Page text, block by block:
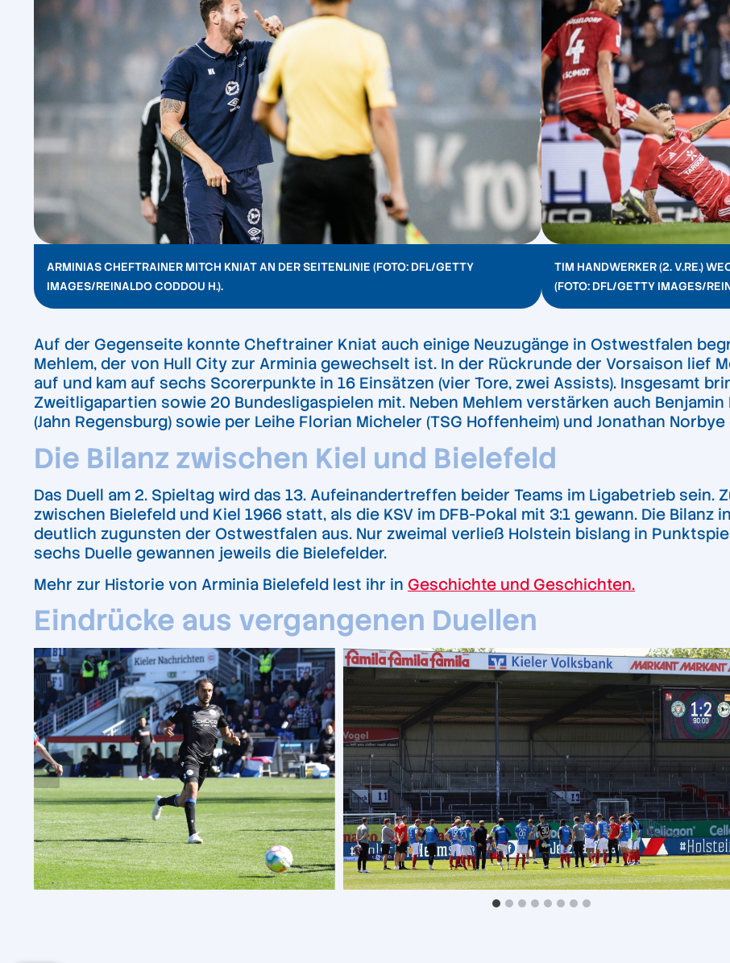
ARMINIAS CHEFTRAINER MITCH KNIAT AN DER SEITENLINIE (FOTO: DFL/GETTY
IMAGES/REINALDO CODDOU H.).
TIM HANDWERKER (2. V.RE.)
(FOTO: DFL/GETTY IMAGES/
Auf der Gegenseite konnte Cheftrainer Kniat auch einige Neuzugänge in Ostwestfalen
Mehlem, der von Hull City zur Arminia gewechselt ist. In der Rückrunde der Vorsaison lief
auf und kam auf sechs Scorerpunkte in 16 Einsätzen (vier Tore, zwei Assists). Insgesamt
Zweitligapartien sowie 20 Bundesligaspielen mit. Neben Mehlem verstärken auch Benjamin
(Jahn Regensburg) sowie per Leihe Florian Micheler (TSG Hoffenheim) und Jonathan Norbye
Die Bilanz zwischen Kiel und Bielefeld
Das Duell am 2. Spieltag wird das 13. Aufeinandertreffen beider Teams im Ligabetrieb sein.
zwischen Bielefeld und Kiel 1966 statt, als die KSV im DFB-Pokal mit 3:1 gewann. Die
deutlich zugunsten der Ostwestfalen aus. Nur zweimal verließ Holstein bislang in
sechs Duelle gewannen jeweils die Bielefelder.
Mehr zur Historie von Arminia Bielefeld lest ihr in Geschichte und Geschichten.
Eindrücke aus vergangenen Duellen